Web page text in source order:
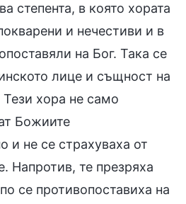
степента, в която хората
и нечестиви и в
на Бог. Така се
лице и същност на
Тези хора не само
Божиите
и не се страхуваха от
Напротив, те презряха
се противопоставиха на